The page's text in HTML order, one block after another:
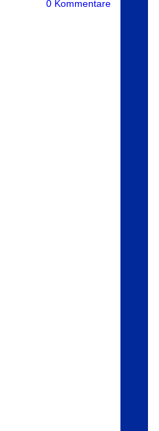
0 Kommentare